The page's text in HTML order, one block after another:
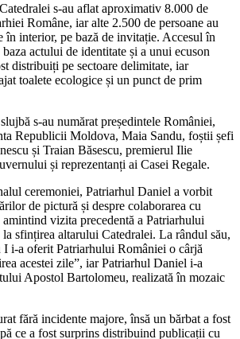
s-au aflat aproximativ 8.000 de
Române, iar alte 2.500 de persoane au
în interior, pe bază de invitație. Accesul în
actului de identitate și a unui ecuson
distribuiți pe sectoare delimitate, iar
toalete ecologice și un punct de prim
s-au numărat președintele României,
Republicii Moldova, Maia Sandu, foștii șefi
și Traian Băsescu, premierul Ilie
și reprezentanți ai Casei Regale.
ceremoniei, Patriarhul Daniel a vorbit
de pictură și despre colaborarea cu
vizita precedentă a Patriarhului
sfințirea altarului Catedralei. La rândul său,
i-a oferit Patriarhului României o cârjă
acestei zile”, iar Patriarhul Daniel i-a
Apostol Bartolomeu, realizată în mozaic
fără incidente majore, însă un bărbat a fost
ce a fost surprins distribuind publicații cu